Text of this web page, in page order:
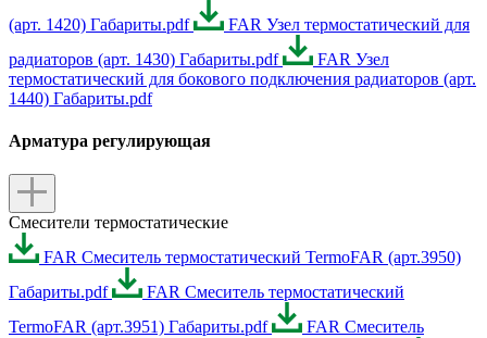
(арт. 1420) Габариты.pdf
FAR Узел термостатический для
радиаторов (арт. 1430) Габариты.pdf
FAR Узел
термостатический для бокового подключения радиаторов (арт.
1440) Габариты.pdf
Арматура регулирующая
Смесители термостатические
FAR Смеситель термостатический TermoFAR (арт.3950)
Габариты.pdf
FAR Смеситель термостатический
TermoFAR (арт.3951) Габариты.pdf
FAR Смеситель